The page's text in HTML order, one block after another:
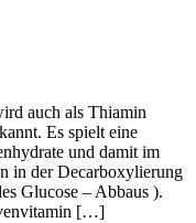
auch als Thiamin
Es spielt eine
und damit im
in der Decarboxylierung
Glucose – Abbaus ).
[…]